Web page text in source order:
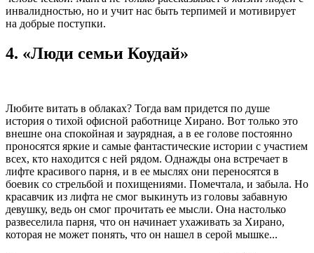
инвалидностью, но и учит нас быть терпимей и мотивирует
на добрые поступки.
4. «Люди семьи Коудай»
Любите витать в облаках? Тогда вам придется по душе
история о тихой офисной работнице Хирано. Вот только это
внешне она спокойная и заурядная, а в ее голове постоянно
проносятся яркие и самые фантастические истории с участием
всех, кто находится с ней рядом. Однажды она встречает в
лифте красивого парня, и в ее мыслях они переносятся в
боевик со стрельбой и похищениями. Помечтала, и забыла. Но
красавчик из лифта не смог выкинуть из головы забавную
девушку, ведь он смог прочитать ее мысли. Она настолько
развеселила парня, что он начинает ухаживать за Хирано,
которая не может понять, что он нашел в серой мышке...